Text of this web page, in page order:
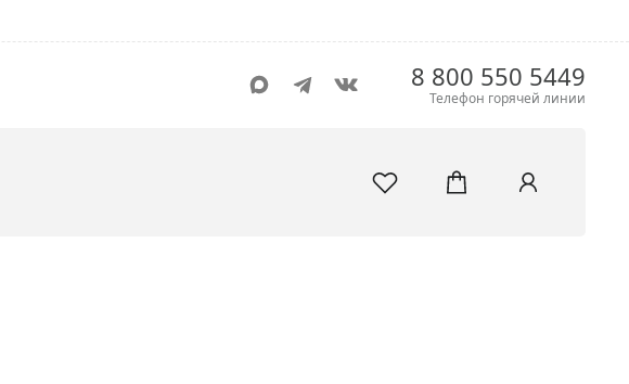
8 800 550 5449
Телефон горячей линии